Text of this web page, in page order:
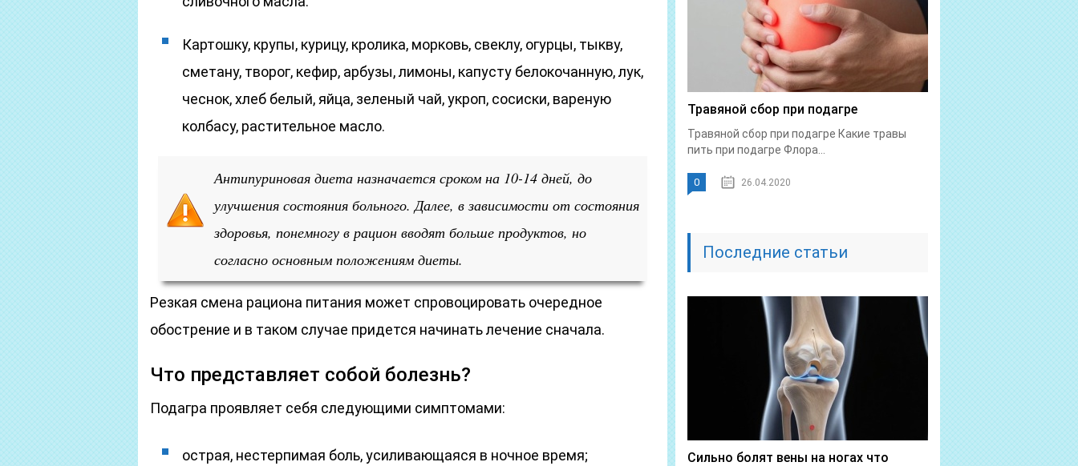
Картошку, крупы, курицу, кролика, морковь, свеклу, огурцы, тыкву,
сметану, творог, кефир, арбузы, лимоны, капусту белокочанную, лук,
чеснок, хлеб белый, яйца, зеленый чай, укроп, сосиски, вареную
колбасу, растительное масло.
Антипуриновая диета назначается сроком на 10-14 дней, до
улучшения состояния больного. Далее, в зависимости от состояния
здоровья, понемногу в рацион вводят больше продуктов, но
согласно основным положениям диеты.
Резкая смена рациона питания может спровоцировать очередное
обострение и в таком случае придется начинать лечение сначала.
Что представляет собой болезнь?
Подагра проявляет себя следующими симптомами:
острая, нестерпимая боль, усиливающаяся в ночное время;
Травяной сбор при подагре
Травяной сбор при подагре Какие травы
пить при подагре Флора...
0 26.04.2020
Последние статьи
Сильно болят вены на ногах что